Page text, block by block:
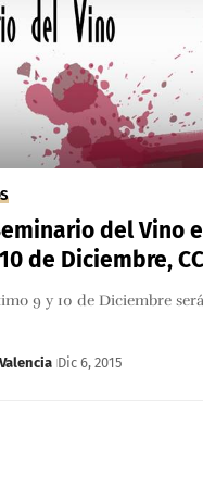
del Vino
de Diciembre,
9 y 10 de Diciembre
Dic 6, 2015